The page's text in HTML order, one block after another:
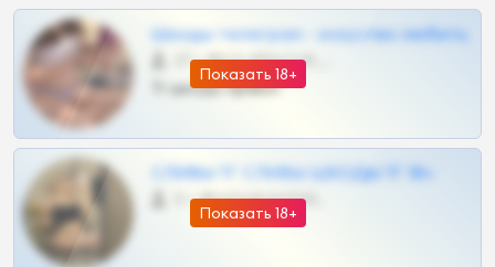
Показать 18+
Шкоды телеграм - искуство любить
27 •
Тг шкоды приват
Показать 18+
СЛИВЫ ТГ СЛИВЫ ШКОДЫ ТГ 18+
0 •